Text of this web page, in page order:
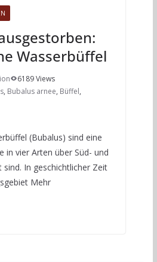
Wasserbüffel
6189 Views
, Bubalus arnee, Büffel,
(Bubalus) sind eine
in vier Arten über Süd- und
In geschichtlicher Zeit
Mehr